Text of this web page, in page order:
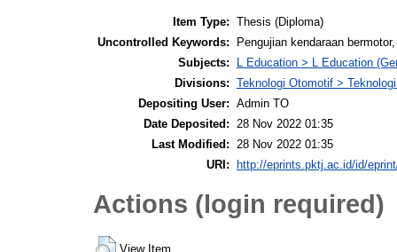
Item Type: Thesis (Diploma)
Uncontrolled Keywords:
Pengujian kendaraan
Subjects:
L Education > L Education
Divisions: Teknologi Otomotif >
Depositing User: Admin TO
Date Deposited: 28 Nov 2022 01:35
Last Modified: 28 Nov 2022 01:35
URI:
http://eprints.pktj.ac.id/id/
Actions (login required)
View Item